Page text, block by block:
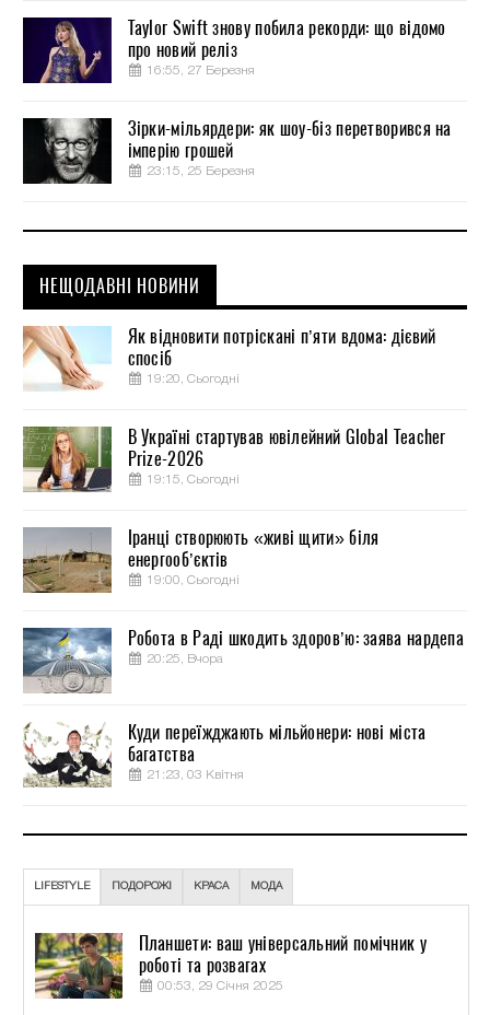
Taylor Swift знову побила рекорди: що відомо
про новий реліз
16:55, 27 Березня
Зірки-мільярдери: як шоу-біз перетворився на
імперію грошей
23:15, 25 Березня
НЕЩОДАВНІ НОВИНИ
Як відновити потріскані п’яти вдома: дієвий
спосіб
19:20, Сьогодні
В Україні стартував ювілейний Global Teacher
Prize-2026
19:15, Сьогодні
Іранці створюють «живі щити» біля
енергооб’єктів
19:00, Сьогодні
Робота в Раді шкодить здоров’ю: заява нардепа
20:25, Вчора
Куди переїжджають мільйонери: нові міста
багатства
21:23, 03 Квітня
LIFESTYLE ПОДОРОЖІ КРАСА МОДА
Планшети: ваш універсальний помічник у
роботі та розвагах
00:53, 29 Січня 2025